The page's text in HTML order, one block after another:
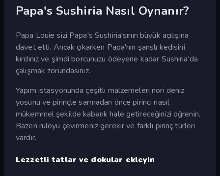
Papa's Sushiria Nasıl Oynanır?
Papa Louie sizi Papa's Sushiria'sının büyük açılışına
davet etti. Ancak çıkarken Papa'nın şanslı kedisini
kırdınız ve şimdi borcunuzu ödeyene kadar Sushiria'da
çalışmak zorundasınız.
Yapım istasyonunda çeşitli malzemeleri nori deniz
yosunu ve pirinçle sarmadan önce pirinci nasıl
mükemmel şekilde kabarık hale getireceğinizi öğrenin.
Bazen ruloyu çevirmeniz gerekir ve farklı pirinç türleri
vardır.
Lezzetli tatlar ve dokular ekleyin